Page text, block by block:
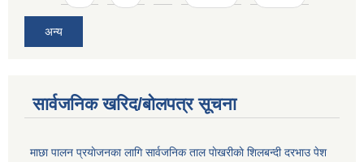
अन्य
सार्वजनिक खरिद/बोलपत्र सूचना
माछा पालन प्रयाेजनका लागि सार्वजनिक ताल पाेखरीकाे शिलबन्दी दरभाउ पेश